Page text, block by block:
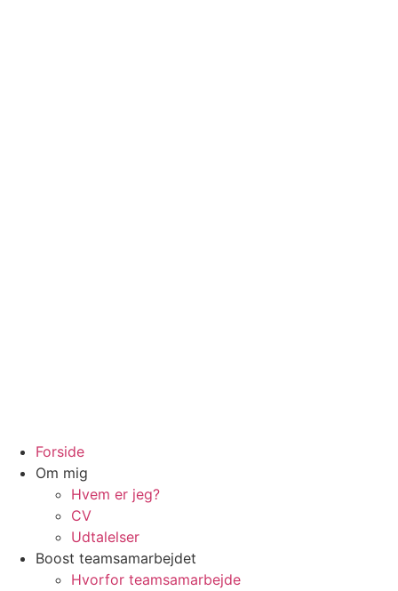
Forside
Om mig
Hvem er jeg?
CV
Udtalelser
Boost teamsamarbejdet
Hvorfor teamsamarbejde